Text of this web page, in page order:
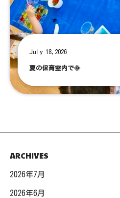
July 18,2026
夏の保育室内で🌞
ARCHIVES
2026年7月
2026年6月